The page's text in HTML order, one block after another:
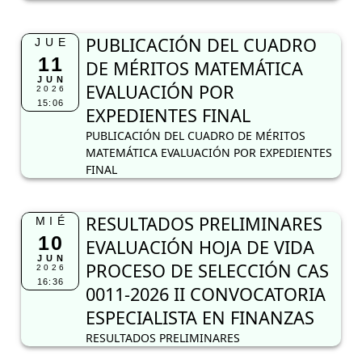
JUE
11
JUN
2026
15:06
PUBLICACIÓN DEL CUADRO
DE MÉRITOS MATEMÁTICA
EVALUACIÓN POR
EXPEDIENTES FINAL
PUBLICACIÓN DEL CUADRO DE MÉRITOS
MATEMÁTICA EVALUACIÓN POR EXPEDIENTES
FINAL
MIÉ
10
JUN
2026
16:36
RESULTADOS PRELIMINARES
EVALUACIÓN HOJA DE VIDA
PROCESO DE SELECCIÓN CAS
0011-2026 II CONVOCATORIA
ESPECIALISTA EN FINANZAS
RESULTADOS PRELIMINARES